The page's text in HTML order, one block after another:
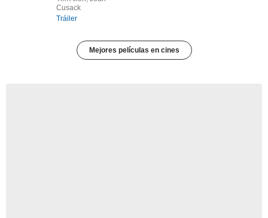
Cusack
Tráiler
Mejores películas en cines